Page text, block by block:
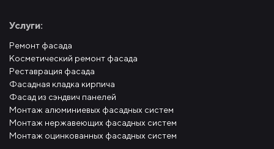
Услуги:
Ремонт фасада
Косметический ремонт фасада
Реставрация фасада
Фасадная кладка кирпича
Фасад из сэндвич панелей
Монтаж алюминиевых фасадных систем
Монтаж нержавеющих фасадных систем
Монтаж оцинкованных фасадных систем